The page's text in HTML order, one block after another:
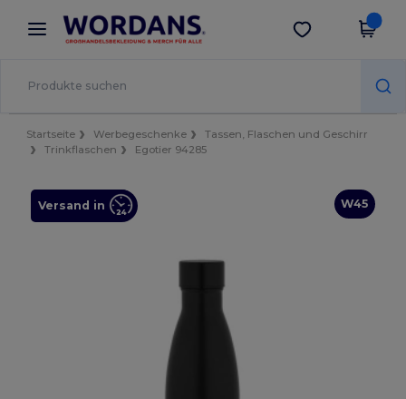
× Wordans App
Bessere Preise in der App!
App holen
Startseite Werbegeschenke
Tassen, Flaschen und Geschirr
Trinkflaschen
Egotier 94285
W45
Versand in